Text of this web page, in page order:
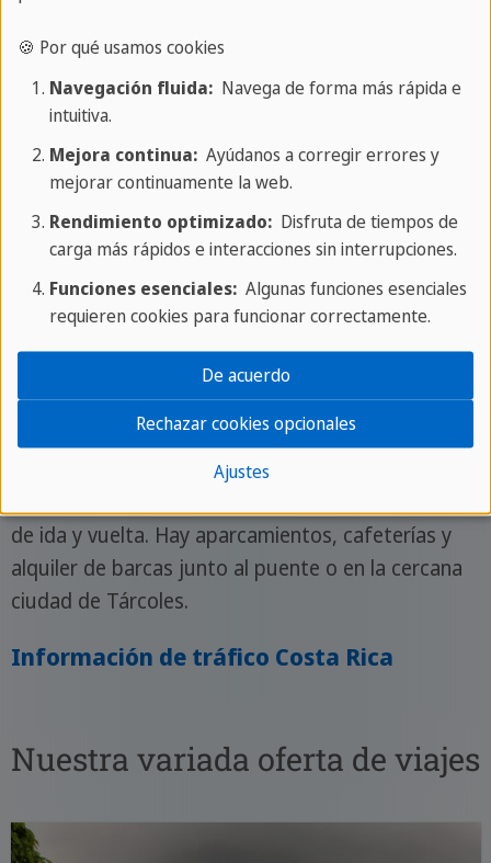
ya que las orillas del río son especialmente
activas.
En los alrededores, pequeños restaurantes sirven
platos típicos de la zona, como pescado frito,
plátanos o arroz con marisco, a menudo fresco del
río o del cercano golfo de Nicoya. Los
restaurantes familiares a pie de calle o con vistas
al río Tárcoles son especialmente populares.
El río es fácilmente accesible a través de la
carretera principal entre San José y Jacó y
de ida y vuelta. Hay aparcamientos, cafeterías y
alquiler de barcas junto al puente o en la cercana
ciudad de Tárcoles.
Información de tráfico Costa Rica
Nuestra variada oferta de viajes
🍪 Por qué usamos cookies
Navegación fluida:Navega de forma más rápida e
intuitiva.
Mejora continua:Ayúdanos a corregir errores y
mejorar continuamente la web.
Rendimiento optimizado:Disfruta de tiempos de
carga más rápidos e interacciones sin interrupciones.
Funciones esenciales:Algunas funciones esenciales
requieren cookies para funcionar correctamente.
Ajustes
Rechazar cookies opcionales
De acuerdo